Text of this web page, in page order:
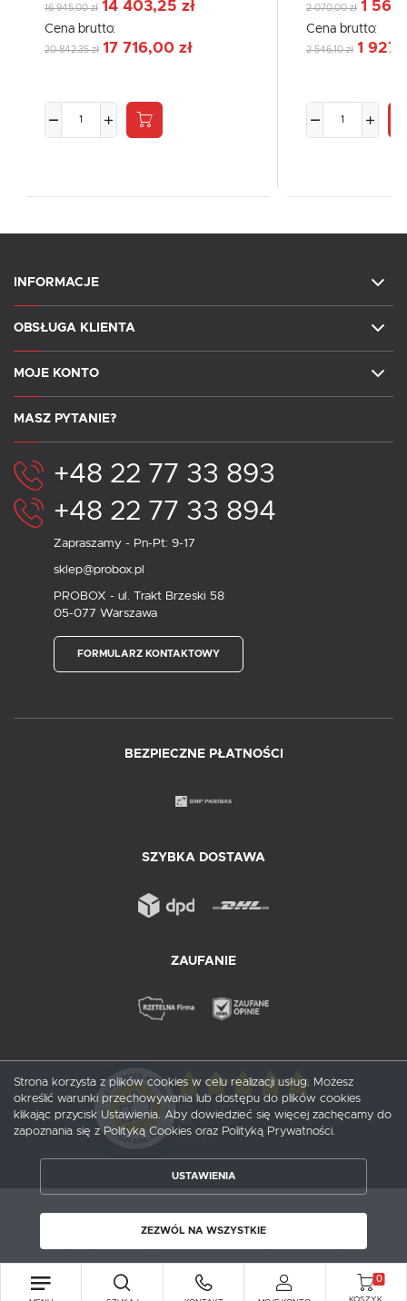
16 945,00 zł 14 403,25 zł
Cena brutto:
20 842,35 zł 17 716,00 zł
2 070,00 zł 1
Cena brutto:
2 546,10 zł 1
INFORMACJE
OBSŁUGA KLIENTA
MOJE KONTO
MASZ PYTANIE?
+48 22 77 33 893
+48 22 77 33 894
Zapraszamy - Pn-Pt: 9-17
sklep@probox.pl
PROBOX - ul. Trakt Brzeski 58
05-077 Warszawa
FORMULARZ KONTAKTOWY
BEZPIECZNE PŁATNOŚCI
SZYBKA DOSTAWA
ZAUFANIE
5/ 5
Copyright by probox.pl
0
Strona korzysta z plików cookies w celu realizacji usług. Możesz
określić warunki przechowywania lub dostępu do plików cookies
klikając przycisk Ustawienia. Aby dowiedzieć się więcej zachęcamy do
zapoznania się z Polityką Cookies oraz Polityką Prywatności.
USTAWIENIA
ZEZWÓL NA WSZYSTKIE
ZAPISZ WYBRANE